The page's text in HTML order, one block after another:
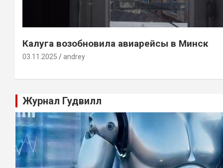
Калуга возобновила авиарейсы в Минск
03.11.2025 andrey
Журнал Гудвилл